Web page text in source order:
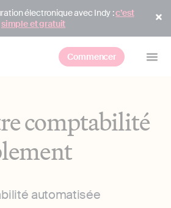
électronique avec Indy :c’est
simple et gratuit
Commencer
comptabilité
automatisée